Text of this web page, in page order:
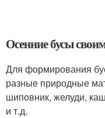
Осенние бусы
Для формирования
разные природные
шиповник, желуди,
и т.д.